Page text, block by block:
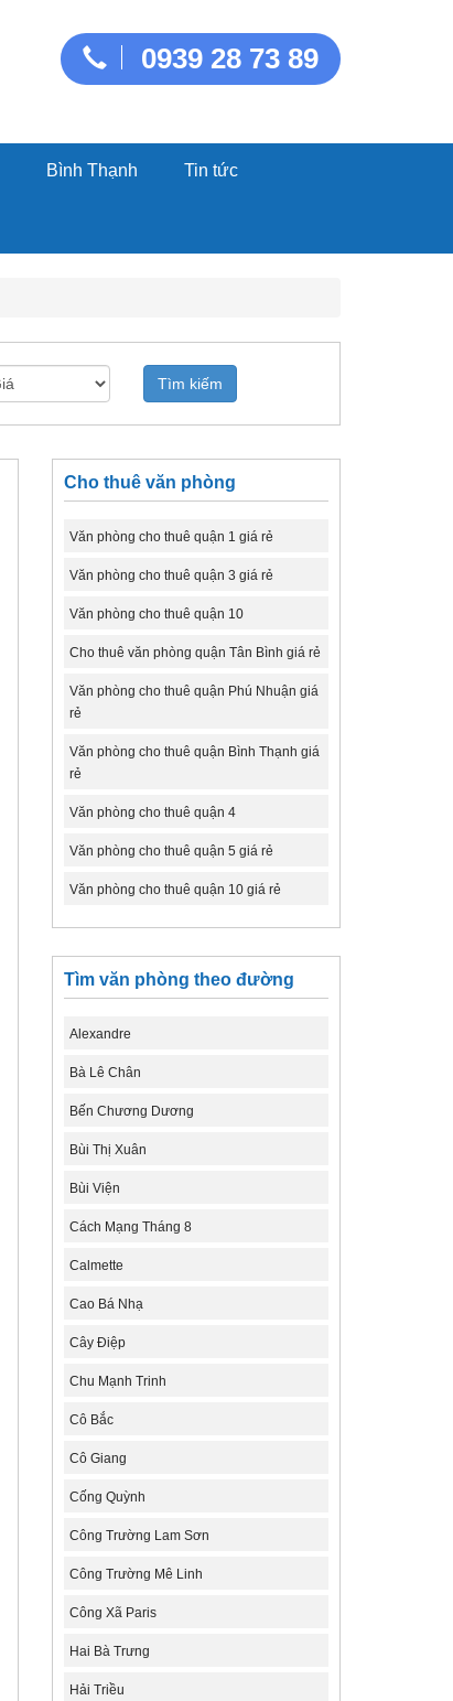
0939 28 73 89
Bình Thạnh Tin tức
Tìm kiếm
Cho thuê văn phòng
Văn phòng cho thuê quận 1 giá rẻ
Văn phòng cho thuê quận 3 giá rẻ
Văn phòng cho thuê quận 10
Cho thuê văn phòng quận Tân Bình giá rẻ
Văn phòng cho thuê quận Phú Nhuận giá
rẻ
Văn phòng cho thuê quận Bình Thạnh giá
rẻ
Văn phòng cho thuê quận 4
Văn phòng cho thuê quận 5 giá rẻ
Văn phòng cho thuê quận 10 giá rẻ
Tìm văn phòng theo đường
Alexandre
Bà Lê Chân
Bến Chương Dương
Bùi Thị Xuân
Bùi Viện
Cách Mạng Tháng 8
Calmette
Cao Bá Nhạ
Cây Điệp
Chu Mạnh Trinh
Cô Bắc
Cô Giang
Cống Quỳnh
Công Trường Lam Sơn
Công Trường Mê Linh
Công Xã Paris
Hai Bà Trưng
Hải Triều